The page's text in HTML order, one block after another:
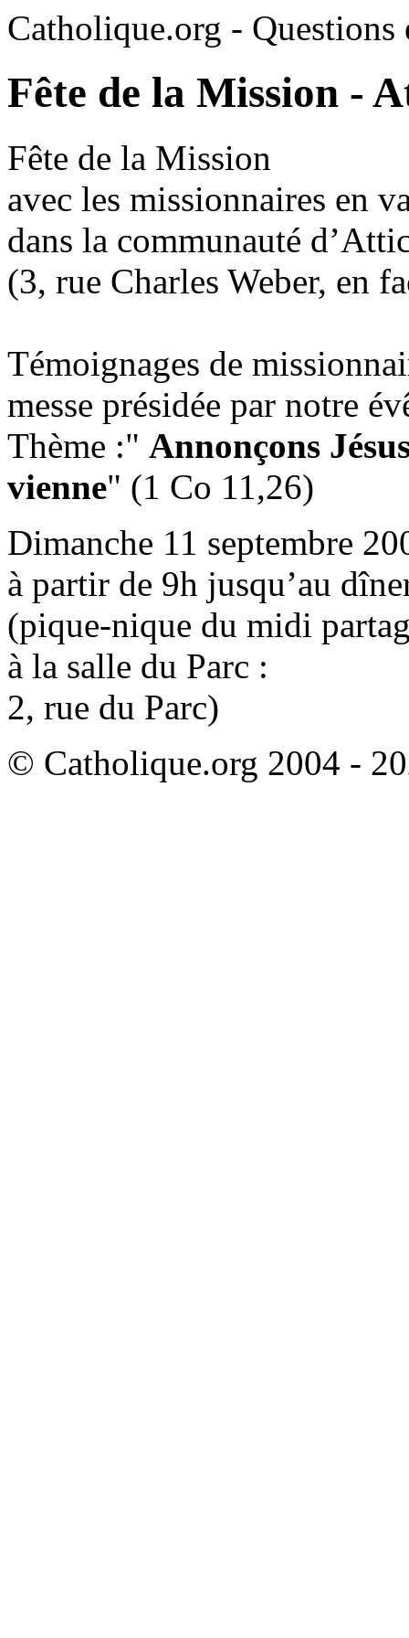
Catholique.org - Questions
Fête de la Mission -
Fête de la Mission
avec les missionnaires en
dans la communauté
(3, rue Charles Weber, en
Témoignages de
messe présidée par notre
Thème :" Annonçons
vienne" (1 Co 11,26)
Dimanche 11 septembre
à partir de 9h jusqu’au
(pique-nique du midi
à la salle du Parc :
2, rue du Parc)
© Catholique.org 2004 -